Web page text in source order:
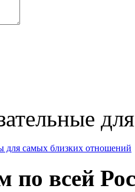
для самых близких отношений
по всей